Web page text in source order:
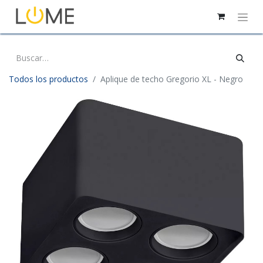
Todos los productos Aplique de techo Gregorio XL - Negro